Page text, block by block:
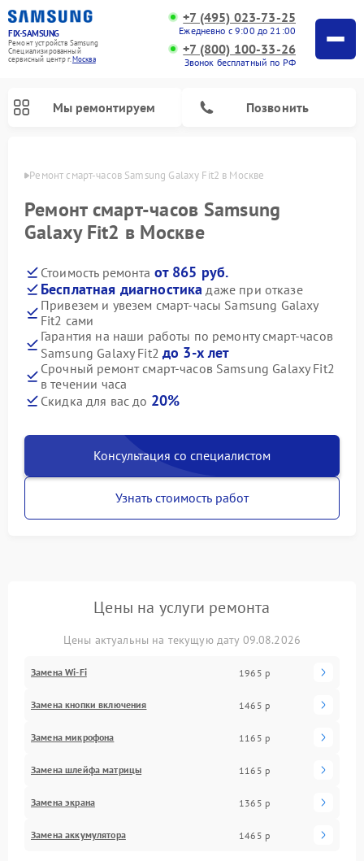
FIX-SAMSUNG
Ремонт устройств Samsung
Специализированный
cервисный центр г.Москва
+7 (495) 023-73-25
Ежедневно с 9:00 до 21:00
+7 (800) 100-33-26
Звонок бесплатный по РФ
Мы ремонтируем Позвонить
Ремонт смарт-часов Samsung Galaxy Fit2 в Москве
Ремонт смарт-часов Samsung
Galaxy Fit2 в Москве
Стоимость ремонта от 865 руб.
Бесплатная диагностика даже при отказе
Привезем и увезем смарт-часы Samsung Galaxy
Fit2 сами
Гарантия на наши работы по ремонту смарт-часов
Samsung Galaxy Fit2 до 3-х лет
Срочный ремонт смарт-часов Samsung Galaxy Fit2
в течении часа
Скидка для вас до 20%
Консультация со специалистом
Узнать стоимость работ
Цены на услуги ремонта
Цены актуальны на текущую дату 09.08.2026
Замена Wi-Fi 1965 р
Замена кнопки включения 1465 р
Замена микрофона 1165 р
Замена шлейфа матрицы 1165 р
Замена экрана 1365 р
Замена аккумулятора 1465 р